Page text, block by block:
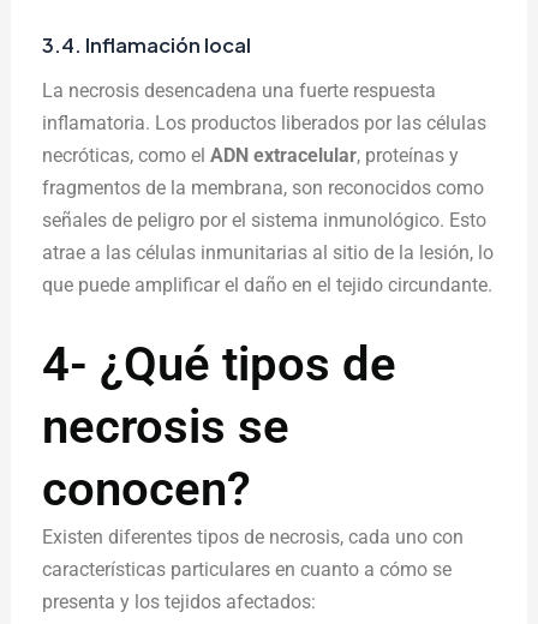
3.4. Inflamación local
La necrosis desencadena una fuerte respuesta
inflamatoria. Los productos liberados por las células
necróticas, como elADN extracelular, proteínas y
fragmentos de la membrana, son reconocidos como
señales de peligro por el sistema inmunológico. Esto
atrae a las células inmunitarias al sitio de la lesión, lo
que puede amplificar el daño en el tejido circundante.
4- ¿Qué tipos de
necrosis se
conocen?
Existen diferentes tipos de necrosis, cada uno con
características particulares en cuanto a cómo se
presenta y los tejidos afectados: